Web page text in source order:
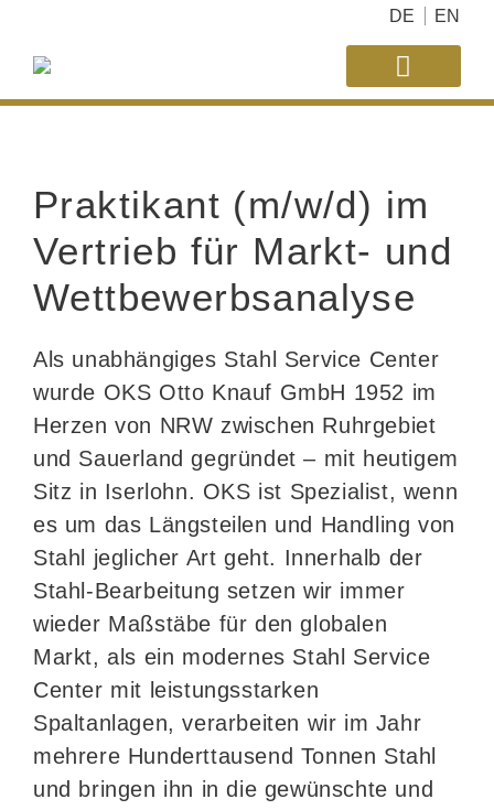
DE EN
Praktikant (m/w/d) im
Vertrieb für Markt- und
Wettbewerbsanalyse
Als unabhängiges Stahl Service Center
wurde OKS Otto Knauf GmbH 1952 im
Herzen von NRW zwischen Ruhrgebiet
und Sauerland gegründet – mit heutigem
Sitz in Iserlohn. OKS ist Spezialist, wenn
es um das Längsteilen und Handling von
Stahl jeglicher Art geht. Innerhalb der
Stahl-Bearbeitung setzen wir immer
wieder Maßstäbe für den globalen
Markt, als ein modernes Stahl Service
Center mit leistungsstarken
Spaltanlagen, verarbeiten wir im Jahr
mehrere Hunderttausend Tonnen Stahl
und bringen ihn in die gewünschte und